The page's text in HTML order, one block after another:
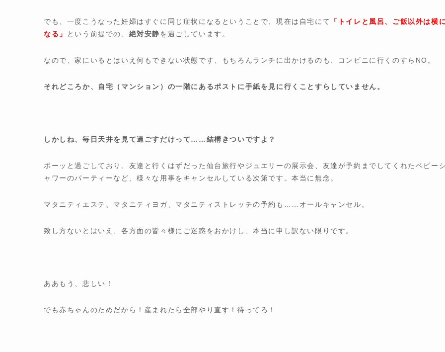
でも、一度こうなった妊婦はすぐに同じ症状になるということで、現在は自宅にて
「トイレと風呂、ご飯以外は横
なる」
という前提での、 絶対安静を過ごしています。
なので、家にいるとはいえ何もできない状態です、もちろんランチに出かけるのも、コンビニに行くのすらNO。
それどころか、自宅（マンション）の一階にあるポストに手紙を見に行くことすらしていません。
しかしね、毎日天井を見て過ごすだけって……結構きついですよ？
ボーッと過ごしており、友達と行くはずだった仙台旅行やジュエリーの展示会、友達が予約までしてくれたベビー
ャワーのパーティーなど、様々な用事をキャンセルしている次第です。本当に無念。
マタニティエステ、マタニティヨガ、マタニティストレッチの予約も……オールキャンセル。
致し方ないとはいえ、各方面の皆々様にご迷惑をおかけし、本当に申し訳ない限りです。
ああもう、悲しい！
でも赤ちゃんのためだから！産まれたら全部やり直す！待ってろ！